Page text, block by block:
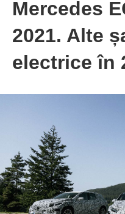
Mercedes
2021. Alte
electrice în